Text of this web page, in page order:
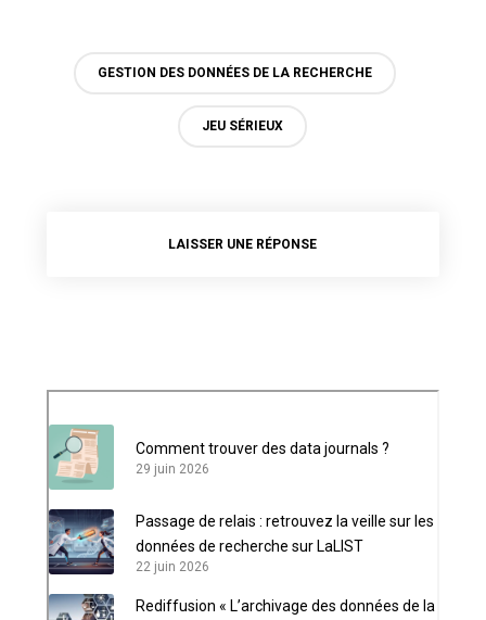
GESTION DES DONNÉES DE LA RECHERCHE
JEU SÉRIEUX
LAISSER UNE RÉPONSE
Comment trouver des data journals ?
29 juin 2026
Passage de relais : retrouvez la veille sur les
données de recherche sur LaLIST
22 juin 2026
Rediffusion « L’archivage des données de la